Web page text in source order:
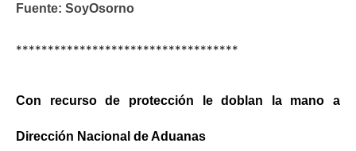
Fuente: SoyOsorno
***********************************
Con recurso de protección le doblan la mano a
Dirección Nacional de Aduanas